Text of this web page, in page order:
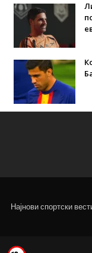
Најнови спортски